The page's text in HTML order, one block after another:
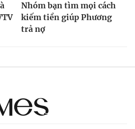
Nhóm bạn tìm mọi cách
kiếm tiền giúp Phương
trả nợ